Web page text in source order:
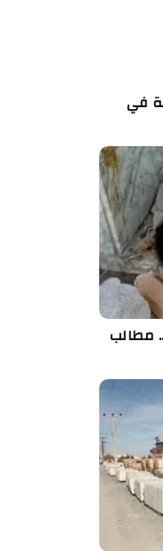
في
مطالب